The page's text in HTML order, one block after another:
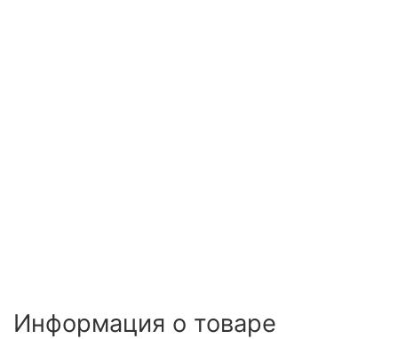
Информация о товаре